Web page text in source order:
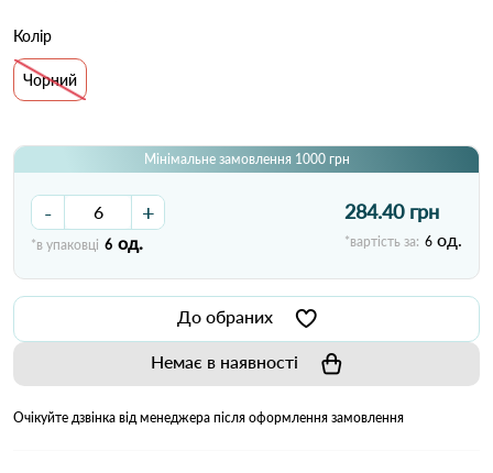
Колір
Чорний
Мінімальне замовлення 1000 грн
- +
*в упаковці 6 од.
284.40 грн
*вартість за: 6 од.
До обраних
Немає в наявності
Очікуйте дзвінка від менеджера після оформлення замовлення